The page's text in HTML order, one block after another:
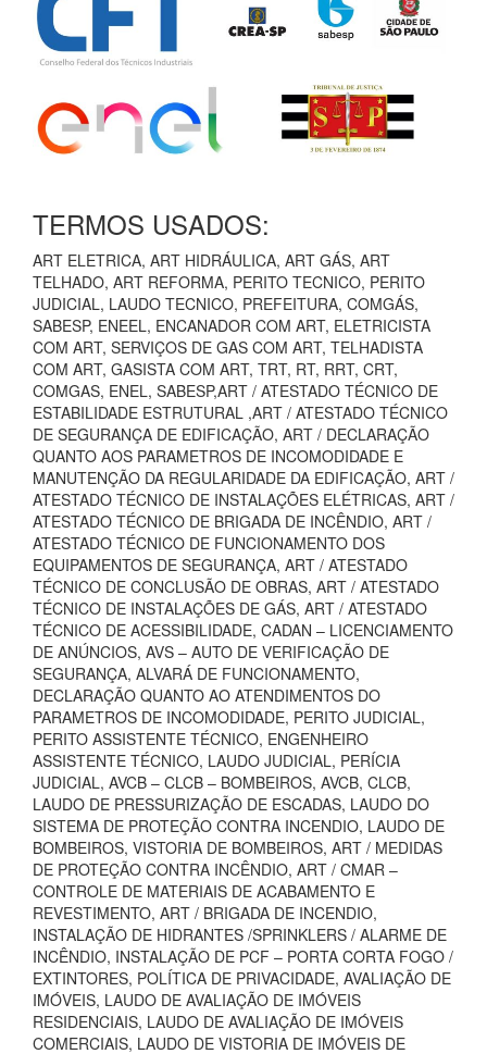
TERMOS USADOS:
ART ELETRICA, ART HIDRÁULICA, ART GÁS, ART
TELHADO, ART REFORMA, PERITO TECNICO, PERITO
JUDICIAL, LAUDO TECNICO, PREFEITURA, COMGÁS,
SABESP, ENEEL, ENCANADOR COM ART, ELETRICISTA
COM ART, SERVIÇOS DE GAS COM ART, TELHADISTA
COM ART, GASISTA COM ART, TRT, RT, RRT, CRT,
COMGAS, ENEL, SABESP,ART / ATESTADO TÉCNICO DE
ESTABILIDADE ESTRUTURAL ,ART / ATESTADO TÉCNICO
DE SEGURANÇA DE EDIFICAÇÃO, ART / DECLARAÇÃO
QUANTO AOS PARAMETROS DE INCOMODIDADE E
MANUTENÇÃO DA REGULARIDADE DA EDIFICAÇÃO, ART /
ATESTADO TÉCNICO DE INSTALAÇÕES ELÉTRICAS, ART /
ATESTADO TÉCNICO DE BRIGADA DE INCÊNDIO, ART /
ATESTADO TÉCNICO DE FUNCIONAMENTO DOS
EQUIPAMENTOS DE SEGURANÇA, ART / ATESTADO
TÉCNICO DE CONCLUSÃO DE OBRAS, ART / ATESTADO
TÉCNICO DE INSTALAÇÕES DE GÁS, ART / ATESTADO
TÉCNICO DE ACESSIBILIDADE, CADAN – LICENCIAMENTO
DE ANÚNCIOS, AVS – AUTO DE VERIFICAÇÃO DE
SEGURANÇA, ALVARÁ DE FUNCIONAMENTO,
DECLARAÇÃO QUANTO AO ATENDIMENTOS DO
PARAMETROS DE INCOMODIDADE, PERITO JUDICIAL,
PERITO ASSISTENTE TÉCNICO, ENGENHEIRO
ASSISTENTE TÉCNICO, LAUDO JUDICIAL, PERÍCIA
JUDICIAL, AVCB – CLCB – BOMBEIROS, AVCB, CLCB,
LAUDO DE PRESSURIZAÇÃO DE ESCADAS, LAUDO DO
SISTEMA DE PROTEÇÃO CONTRA INCENDIO, LAUDO DE
BOMBEIROS, VISTORIA DE BOMBEIROS, ART / MEDIDAS
DE PROTEÇÃO CONTRA INCÊNDIO, ART / CMAR –
CONTROLE DE MATERIAIS DE ACABAMENTO E
REVESTIMENTO, ART / BRIGADA DE INCENDIO,
INSTALAÇÃO DE HIDRANTES /SPRINKLERS / ALARME DE
INCÊNDIO, INSTALAÇÃO DE PCF – PORTA CORTA FOGO /
EXTINTORES, POLÍTICA DE PRIVACIDADE, AVALIAÇÃO DE
IMÓVEIS, LAUDO DE AVALIAÇÃO DE IMÓVEIS
RESIDENCIAIS, LAUDO DE AVALIAÇÃO DE IMÓVEIS
COMERCIAIS, LAUDO DE VISTORIA DE IMÓVEIS DE